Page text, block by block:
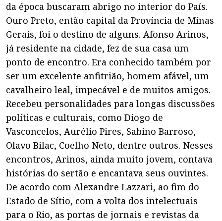
da época buscaram abrigo no interior do País.
Ouro Preto, então capital da Província de Minas
Gerais, foi o destino de alguns. Afonso Arinos,
já residente na cidade, fez de sua casa um
ponto de encontro. Era conhecido também por
ser um excelente anfitrião, homem afável, um
cavalheiro leal, impecável e de muitos amigos.
Recebeu personalidades para longas discussões
políticas e culturais, como Diogo de
Vasconcelos, Aurélio Pires, Sabino Barroso,
Olavo Bilac, Coelho Neto, dentre outros. Nesses
encontros, Arinos, ainda muito jovem, contava
histórias do sertão e encantava seus ouvintes.
De acordo com Alexandre Lazzari, ao fim do
Estado de Sítio, com a volta dos intelectuais
para o Rio, as portas de jornais e revistas da